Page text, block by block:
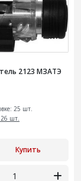
2123 МЗАТЭ
25 шт.
шт.
Купить